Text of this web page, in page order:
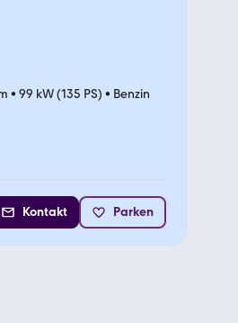
• 99 kW (135 PS) • Benzin
Kontakt Parken